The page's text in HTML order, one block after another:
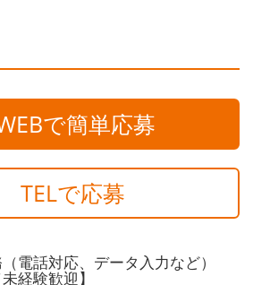
で簡単応募
TELで応募
電話対応、データ入力など）
経験歓迎】